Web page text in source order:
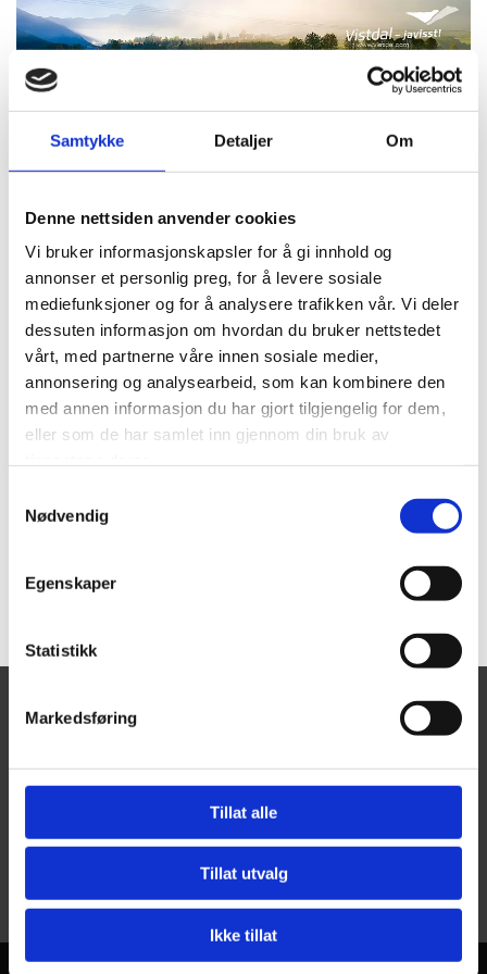
Samtykke Detaljer Om
Denne nettsiden anvender cookies
Vi bruker informasjonskapsler for å gi innhold og
annonser et personlig preg, for å levere sosiale
mediefunksjoner og for å analysere trafikken vår. Vi deler
dessuten informasjon om hvordan du bruker nettstedet
vårt, med partnerne våre innen sosiale medier,
annonsering og analysearbeid, som kan kombinere den
med annen informasjon du har gjort tilgjengelig for dem,
eller som de har samlet inn gjennom din bruk av
Nødvendig
Egenskaper
Statistikk
Markedsføring
Tillat alle
Tillat utvalg
Ikke tillat
Været
Vistdal bygdelag
Kontakt oss
bygdelaget@vistdal.com
 post@vistdal.com